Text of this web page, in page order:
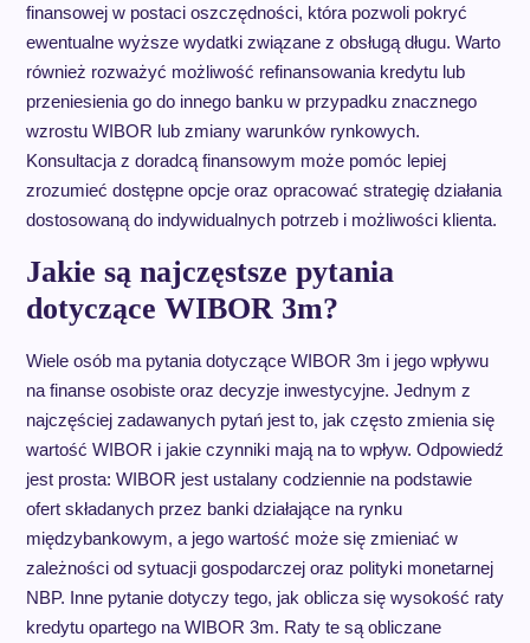
finansowej w postaci oszczędności, która pozwoli pokryć
ewentualne wyższe wydatki związane z obsługą długu. Warto
również rozważyć możliwość refinansowania kredytu lub
przeniesienia go do innego banku w przypadku znacznego
wzrostu WIBOR lub zmiany warunków rynkowych.
Konsultacja z doradcą finansowym może pomóc lepiej
zrozumieć dostępne opcje oraz opracować strategię działania
dostosowaną do indywidualnych potrzeb i możliwości klienta.
Jakie są najczęstsze pytania
dotyczące WIBOR 3m?
Wiele osób ma pytania dotyczące WIBOR 3m i jego wpływu
na finanse osobiste oraz decyzje inwestycyjne. Jednym z
najczęściej zadawanych pytań jest to, jak często zmienia się
wartość WIBOR i jakie czynniki mają na to wpływ. Odpowiedź
jest prosta: WIBOR jest ustalany codziennie na podstawie
ofert składanych przez banki działające na rynku
międzybankowym, a jego wartość może się zmieniać w
zależności od sytuacji gospodarczej oraz polityki monetarnej
NBP. Inne pytanie dotyczy tego, jak oblicza się wysokość raty
kredytu opartego na WIBOR 3m. Raty te są obliczane